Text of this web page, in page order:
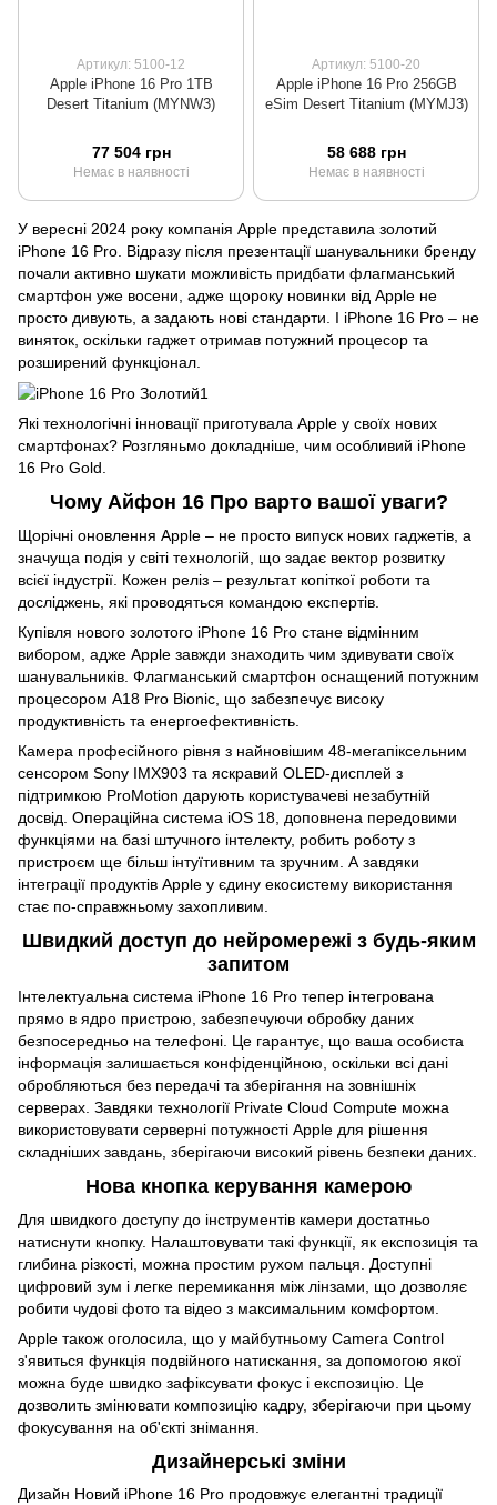
Артикул: 5100-12
Apple iPhone 16 Pro 1TB
Desert Titanium (MYNW3)
77 504 грн
Немає в наявності
Артикул: 5100-20
Apple iPhone 16 Pro 256GB
eSim Desert Titanium (MYMJ3)
58 688 грн
Немає в наявності
У вересні 2024 року компанія Apple представила золотий
iPhone 16 Pro. Відразу після презентації шанувальники бренду
почали активно шукати можливість придбати флагманський
смартфон уже восени, адже щороку новинки від Apple не
просто дивують, а задають нові стандарти. І iPhone 16 Pro – не
виняток, оскільки гаджет отримав потужний процесор та
розширений функціонал.
Які технологічні інновації приготувала Apple у своїх нових
смартфонах? Розгляньмо докладніше, чим особливий iPhone
16 Pro Gold.
Чому Айфон 16 Про варто вашої уваги?
Щорічні оновлення Apple – не просто випуск нових гаджетів, а
значуща подія у світі технологій, що задає вектор розвитку
всієї індустрії. Кожен реліз – результат копіткої роботи та
досліджень, які проводяться командою експертів.
Купівля нового золотого iPhone 16 Pro стане відмінним
вибором, адже Apple завжди знаходить чим здивувати своїх
шанувальників. Флагманський смартфон оснащений потужним
процесором A18 Pro Bionic, що забезпечує високу
продуктивність та енергоефективність.
Камера професійного рівня з найновішим 48-мегапіксельним
сенсором Sony IMX903 та яскравий OLED-дисплей з
підтримкою ProMotion дарують користувачеві незабутній
досвід. Операційна система iOS 18, доповнена передовими
функціями на базі штучного інтелекту, робить роботу з
пристроєм ще більш інтуїтивним та зручним. А завдяки
інтеграції продуктів Apple у єдину екосистему використання
стає по-справжньому захопливим.
Швидкий доступ до нейромережі з будь-яким
запитом
Інтелектуальна система iPhone 16 Pro тепер інтегрована
прямо в ядро ​​пристрою, забезпечуючи обробку даних
безпосередньо на телефоні. Це гарантує, що ваша особиста
інформація залишається конфіденційною, оскільки всі дані
обробляються без передачі та зберігання на зовнішніх
серверах. Завдяки технології Private Cloud Compute можна
використовувати серверні потужності Apple для рішення
складніших завдань, зберігаючи високий рівень безпеки даних.
Нова кнопка керування камерою
Для швидкого доступу до інструментів камери достатньо
натиснути кнопку. Налаштовувати такі функції, як експозиція та
глибина різкості, можна простим рухом пальця. Доступні
цифровий зум і легке перемикання між лінзами, що дозволяє
робити чудові фото та відео з максимальним комфортом.
Apple також оголосила, що у майбутньому Camera Control
з'явиться функція подвійного натискання, за допомогою якої
можна буде швидко зафіксувати фокус і експозицію. Це
дозволить змінювати композицію кадру, зберігаючи при цьому
фокусування на об'єкті знімання.
Дизайнерські зміни
Дизайн Новий iPhone 16 Pro продовжує елегантні традиції